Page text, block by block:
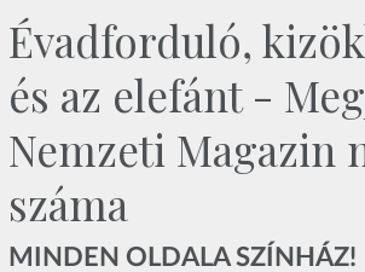
Évadforduló,
és az elefánt -
Nemzeti Magazin
száma
MINDEN OLDALA SZÍNHÁZ!